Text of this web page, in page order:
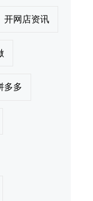
开网店资讯
多多